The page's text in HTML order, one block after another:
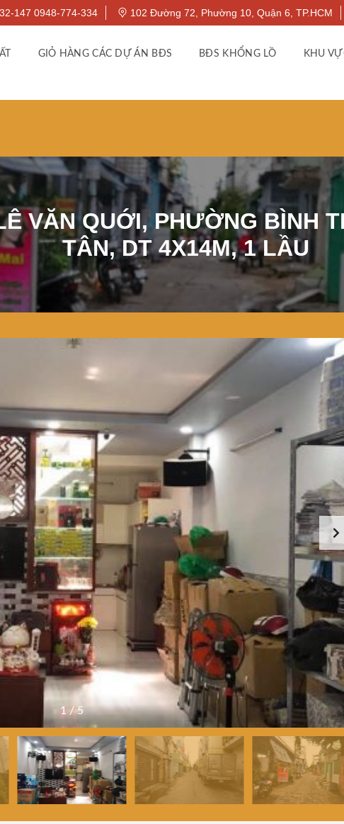
147 0948-774-334 102 Đường 72, Phường 10, Quận 6, TP.HCM
GIỎ HÀNG CÁC DỰ ÁN BĐS BĐS KHỔNG LỒ KHU
VĂN QUỚI, PHƯỜNG BÌNH
TÂN, DT 4X14M, 1 LẦU
1 / 5